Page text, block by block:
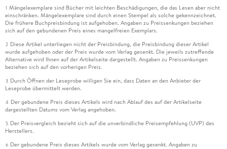
1 Mängelexemplare sind Bücher mit leichten Beschädigungen, die das Lesen aber nicht
einschränken. Mängelexemplare sind durch einen Stempel als solche gekennzeichnet.
Die frühere Buchpreisbindung ist aufgehoben. Angaben zu Preissenkungen beziehen
sich auf den gebundenen Preis eines mangelfreien Exemplars.
2 Diese Artikel unterliegen nicht der Preisbindung, die Preisbindung dieser Artikel
wurde aufgehoben oder der Preis wurde vom Verlag gesenkt. Die jeweils zutreffende
Alternative wird Ihnen auf der Artikelseite dargestellt. Angaben zu Preissenkungen
beziehen sich auf den vorherigen Preis.
3 Durch Öffnen der Leseprobe willigen Sie ein, dass Daten an den Anbieter der
Leseprobe übermittelt werden.
4 Der gebundene Preis dieses Artikels wird nach Ablauf des auf der Artikelseite
dargestellten Datums vom Verlag angehoben.
5 Der Preisvergleich bezieht sich auf die unverbindliche Preisempfehlung (UVP) des
Herstellers.
6 Der gebundene Preis dieses Artikels wurde vom Verlag gesenkt. Angaben zu